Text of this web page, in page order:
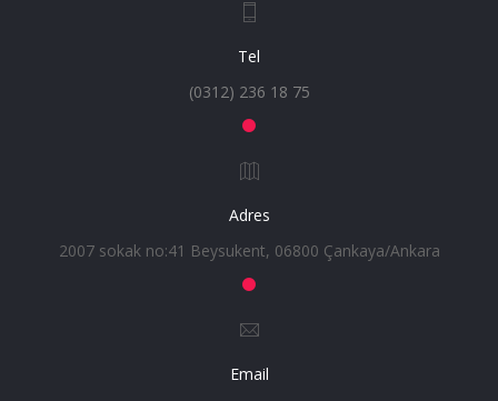
Tel
(0312) 236 18 75
Adres
2007 sokak no:41 Beysukent, 06800 Çankaya/Ankara
Email